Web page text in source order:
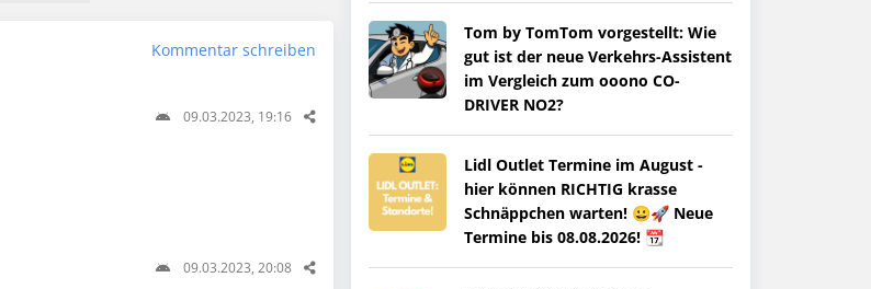
Kommentar schreiben
09.03.2023, 19:16
09.03.2023, 20:08
Tom by TomTom vorgestellt: Wie
gut ist der neue Verkehrs-Assistent
im Vergleich zum ooono CO-
DRIVER NO2?
Lidl Outlet Termine im August -
hier können RICHTIG krasse
Schnäppchen warten! 😀🚀 Neue
Termine bis 08.08.2026! 📆